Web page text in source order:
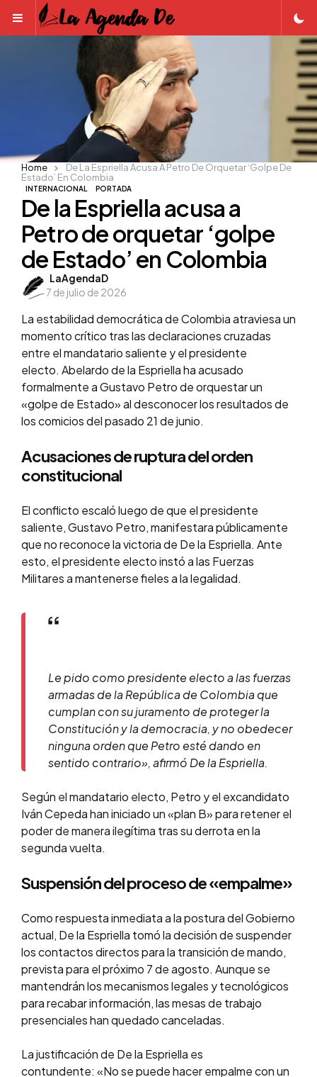
Menu
INTERNACIONAL PORTADA
De la Espriella acusa a
Petro de orquetar ‘golpe
de Estado’ en Colombia
Posted
by
LaAgendaD
7 de julio de 2026
Home
De La Espriella Acusa A Petro De Orquetar ‘golpe De
Estado’ En Colombia
La estabilidad democrática de Colombia atraviesa un
momento crítico tras las declaraciones cruzadas
entre el mandatario saliente y el presidente
electo. Abelardo de la Espriella ha acusado
formalmente a Gustavo Petro de orquestar un
«golpe de Estado» al desconocer los resultados de
los comicios del pasado 21 de junio.
Acusaciones de ruptura del orden
constitucional
El conflicto escaló luego de que el presidente
saliente, Gustavo Petro, manifestara públicamente
que no reconoce la victoria de De la Espriella. Ante
esto, el presidente electo instó a las Fuerzas
Militares a mantenerse fieles a la legalidad.
Le pido como presidente electo a las fuerzas
armadas de la República de Colombia que
cumplan con su juramento de proteger la
Constitución y la democracia, y no obedecer
ninguna orden que Petro esté dando en
sentido contrario», afirmó De la Espriella.
Según el mandatario electo, Petro y el excandidato
Iván Cepeda han iniciado un «plan B» para retener el
poder de manera ilegítima tras su derrota en la
segunda vuelta.
Suspensión del proceso de «empalme»
Como respuesta inmediata a la postura del Gobierno
actual, De la Espriella tomó la decisión de suspender
los contactos directos para la transición de mando,
prevista para el próximo 7 de agosto. Aunque se
mantendrán los mecanismos legales y tecnológicos
para recabar información, las mesas de trabajo
presenciales han quedado canceladas.
La justificación de De la Espriella es
contundente: «No se puede hacer empalme con un